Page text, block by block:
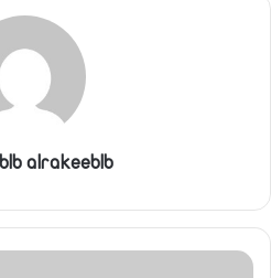
alrakeeblb